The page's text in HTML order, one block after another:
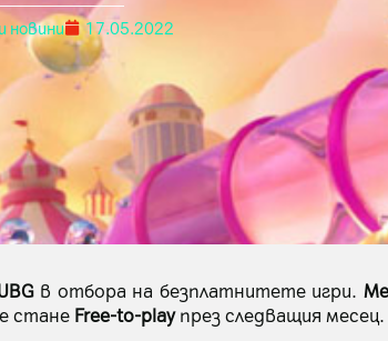
новини 17.05.2022
в отбора на безплатнитете игри.
стане Free-to-playпрез следващия месец.